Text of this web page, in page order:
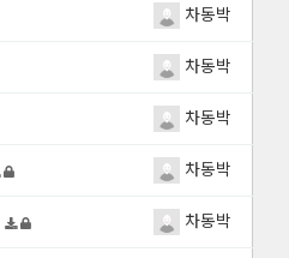
차동박
차동박
차동박
차동박
차동박